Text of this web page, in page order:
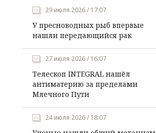
29 июля 2026 / 17:07
У пресноводных рыб впервые
нашли передающийся рак
27 июля 2026 / 16:07
Телескоп INTEGRAL нашёл
антиматерию за пределами
Млечного Пути
24 июля 2026 / 18:07